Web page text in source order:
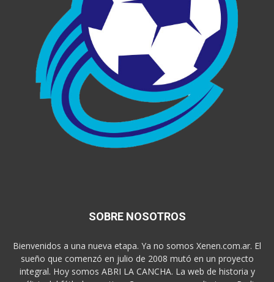
SOBRE NOSOTROS
Bienvenidos a una nueva etapa. Ya no somos Xenen.com.ar. El
sueño que comenzó en julio de 2008 mutó en un proyecto
integral. Hoy somos ABRI LA CANCHA. La web de historia y